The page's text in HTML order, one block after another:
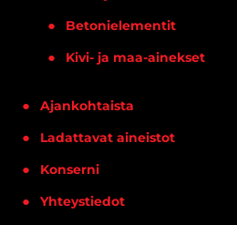
Betonielementit
Kivi- ja maa-ainekset
Ajankohtaista
Ladattavat aineistot
Konserni
Yhteystiedot